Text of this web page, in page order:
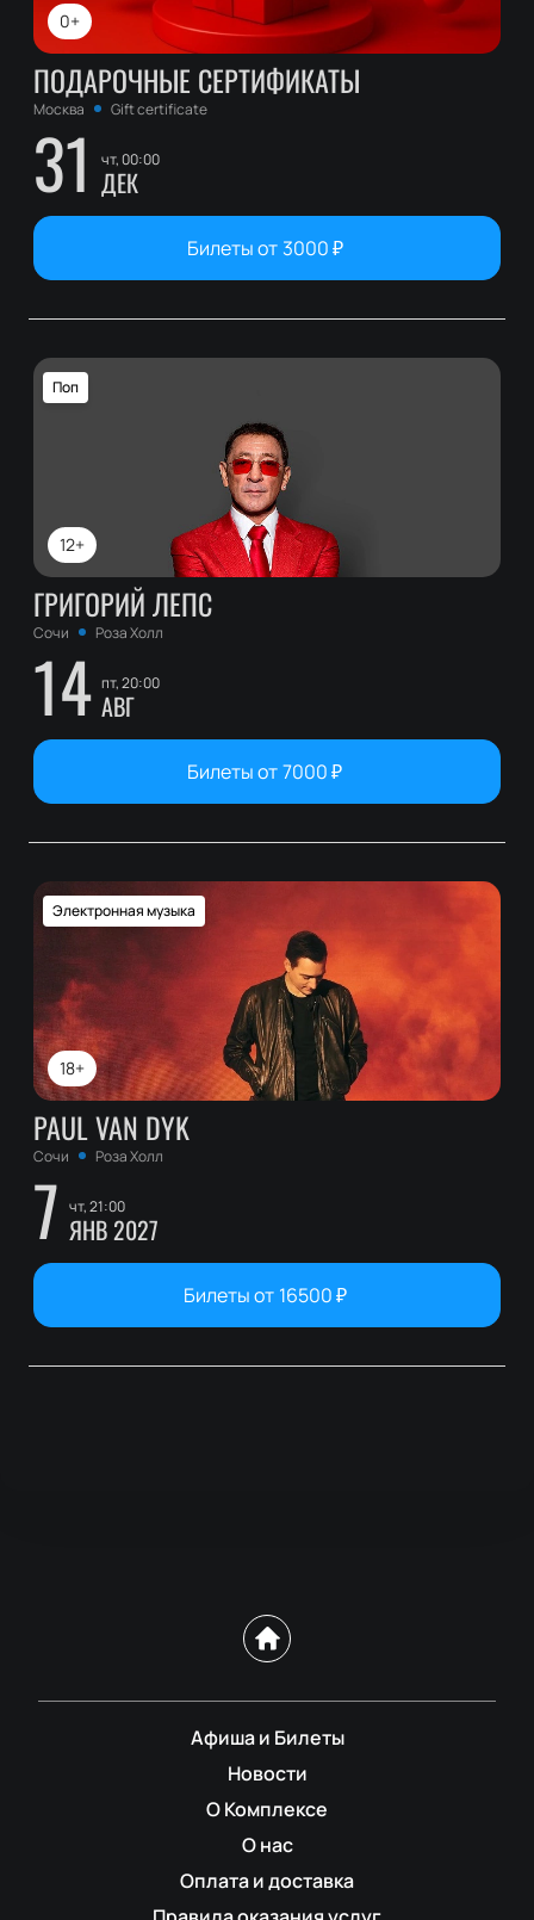
0+
ПОДАРОЧНЫЕ СЕРТИФИКАТЫ
Москва Gift certificate
31 чт, 00:00
ДЕК
Билеты от 3000₽
12+
Поп
ГРИГОРИЙ ЛЕПС
Сочи Роза Холл
14 пт, 20:00
АВГ
Билеты от7000₽
18+
Электронная музыка
PAUL VAN DYK
Сочи Роза Холл
7 чт, 21:00
ЯНВ 2027
Билеты от 16500₽
Афиша и Билеты
Новости
О Комплексе
О нас
Оплата и доставка